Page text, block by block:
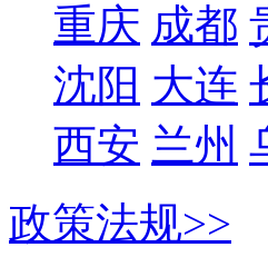
重庆 成都
沈阳 大连
西安 兰州
政策法规>>